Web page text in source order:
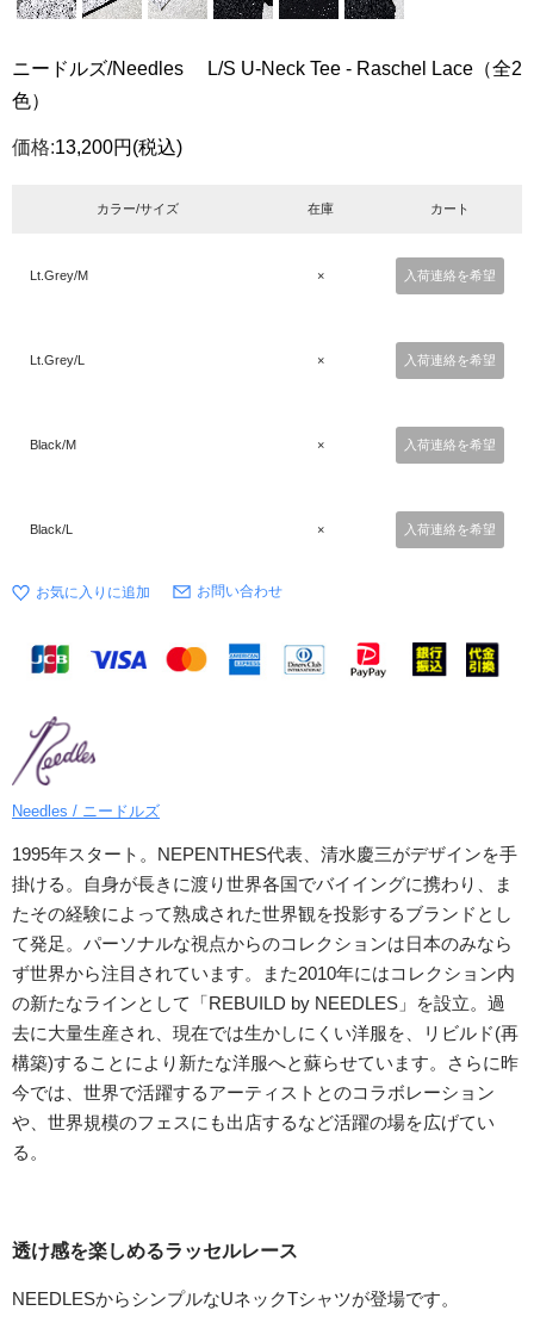
ニードルズ/Needles L/S U-Neck Tee - Raschel Lace（全2
色）
価格:13,200円 (税込)
カラー/サイズ 在庫 カート
Lt.Grey/M × 入荷連絡を希望
Lt.Grey/L × 入荷連絡を希望
Black/M × 入荷連絡を希望
Black/L × 入荷連絡を希望
お問い合わせ
Needles / ニードルズ
1995年スタート。NEPENTHES代表、清水慶三がデザインを手
掛ける。自身が長きに渡り世界各国でバイイングに携わり、ま
たその経験によって熟成された世界観を投影するブランドとし
て発足。パーソナルな視点からのコレクションは日本のみなら
ず世界から注目されています。また2010年にはコレクション内
の新たなラインとして「REBUILD by NEEDLES」を設立。過
去に大量生産され、現在では生かしにくい洋服を、リビルド(再
構築)することにより新たな洋服へと蘇らせています。さらに昨
今では、世界で活躍するアーティストとのコラボレーション
や、世界規模のフェスにも出店するなど活躍の場を広げてい
る。
透け感を楽しめるラッセルレース
NEEDLESからシンプルなUネックTシャツが登場です。